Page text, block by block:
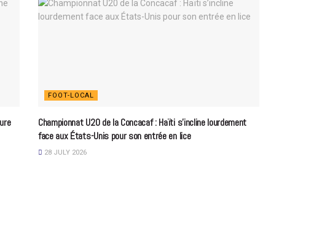
FOOT-LOCAL
Championnat U20 de la Concacaf : Haïti s’incline lourdement
face aux États-Unis pour son entrée en lice
28 JULY 2026